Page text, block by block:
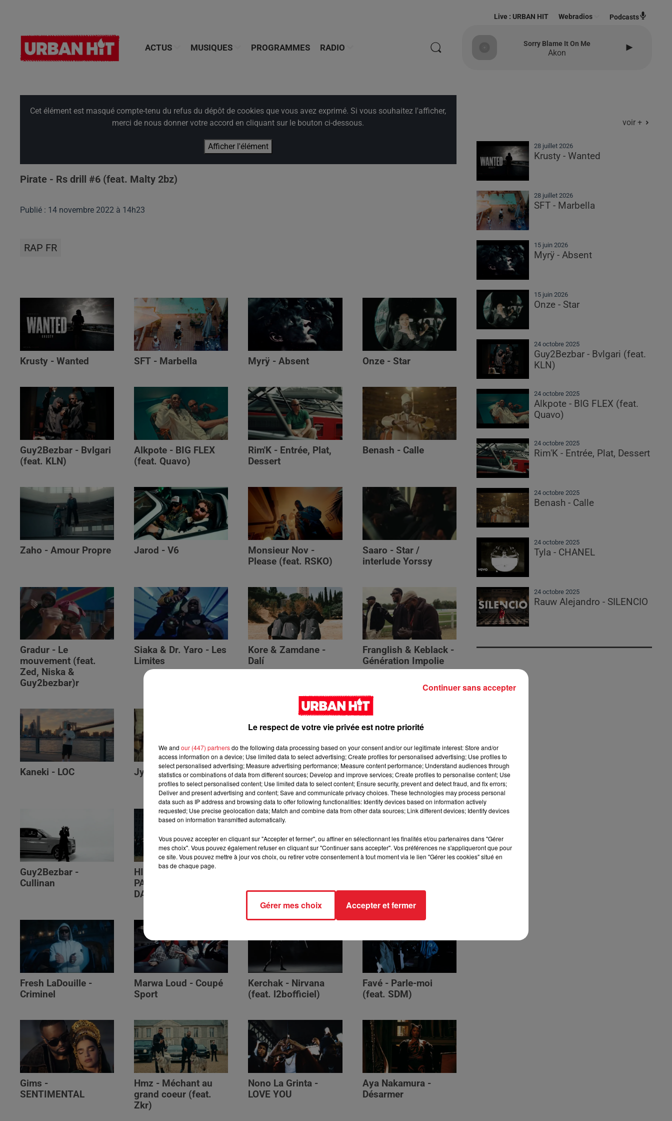
ACTUS MUSIQUES PROGRAMMES RADIO
Live : URBAN HIT Webradios Podcasts
Sorry Blame It On Me
Akon
Cet élément est masqué compte-tenu du refus du dépôt de cookies que vous avez exprimé. Si vous souhaitez l'afficher,
merci de nous donner votre accord en cliquant sur le bouton ci-dessous.
Afficher l'élément
Pirate - Rs drill #6 (feat. Malty 2bz)
Publié : 14 novembre 2022 à 14h23
RAP FR
Krusty - Wanted SFT - Marbella Myrÿ - Absent Onze - Star
Guy2Bezbar - Bvlgari
(feat. KLN)
Alkpote - BIG FLEX
(feat. Quavo)
Rim'K - Entrée, Plat,
Dessert
Benash - Calle
Zaho - Amour Propre Jarod - V6
Monsieur Nov‬ -
Please (feat. RSKO)
Saaro - Star /
interlude Yorssy
Gradur - Le
mouvement (feat.
Zed, Niska &
Guy2bezbar)r
Siaka & Dr. Yaro - Les
Limites
Kore & Zamdane -
Dalí
Franglish & Keblack -
Génération Impolie
Kaneki - LOC Jyeuhair - AH BON Zed - Loyal
Guy2Bezbar - Big
mama
Guy2Bezbar -
Cullinan
HIMRA, NINHO, NO
PAIN NO GAIN -
DANS LE DOS
Gradur & Dadi)
Fresh LaDouille -
Criminel
Marwa Loud - Coupé
Sport
Kerchak - Nirvana
(feat. ‪l2bofficiel‬)
Favé - Parle-moi
(feat. SDM)
Gims -
SENTIMENTAL
Hmz - Méchant au
grand coeur (feat.
Zkr)
Nono La Grinta -
LOVE YOU
Aya Nakamura -
Désarmer
voir +
28 juillet 2026
Krusty - Wanted
28 juillet 2026
SFT - Marbella
15 juin 2026
Myrÿ - Absent
15 juin 2026
Onze - Star
24 octobre 2025
Guy2Bezbar - Bvlgari (feat.
KLN)
24 octobre 2025
Alkpote - BIG FLEX (feat.
Quavo)
24 octobre 2025
Rim'K - Entrée, Plat, Dessert
24 octobre 2025
Benash - Calle
24 octobre 2025
Tyla - CHANEL
24 octobre 2025
Rauw Alejandro - SILENCIO
Le respect de votre vie privée est notre priorité
We and our (447) partnersdo the following data processing based on your consent and/or our legitimate interest: Store and/or
access information on a device; Use limited data to select advertising; Create profiles for personalised advertising; Use profiles to
select personalised advertising; Measure advertising performance; Measure content performance; Understand audiences through
statistics or combinations of data from different sources; Develop and improve services; Create profiles to personalise content; Use
profiles to select personalised content; Use limited data to select content; Ensure security, prevent and detect fraud, and fix errors;
Deliver and present advertising and content; Save and communicate privacy choices. These technologies may process personal
data such as IP address and browsing data to offer following functionalities: Identify devices based on information actively
requested; Use precise geolocation data; Match and combine data from other data sources; Link different devices; Identify devices
based on information transmitted automatically.
Vous pouvez accepter en cliquant sur "Accepter et fermer", ou affiner en sélectionnant les finalités et/ou partenaires dans "Gérer
mes choix". Vous pouvez également refuser en cliquant sur "Continuer sans accepter". Vos préférences ne s'appliqueront que pour
ce site. Vous pouvez mettre à jour vos choix, ou retirer votre consentement à tout moment via le lien "Gérer les cookies" situé en
bas de chaque page.
Gérer mes choix Accepter et fermer
Continuer sans accepter